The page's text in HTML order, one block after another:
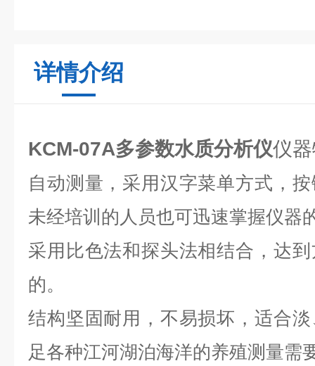
详情介绍
KCM-07A多参数水质分析仪仪
自动测量，采用汉字菜单方式，
未经培训的人员也可迅速掌握仪器
采用比色法和探头法相结合，达
的。
结构坚固耐用，不易损坏，适合
足各种江河湖泊海洋的养殖测量需